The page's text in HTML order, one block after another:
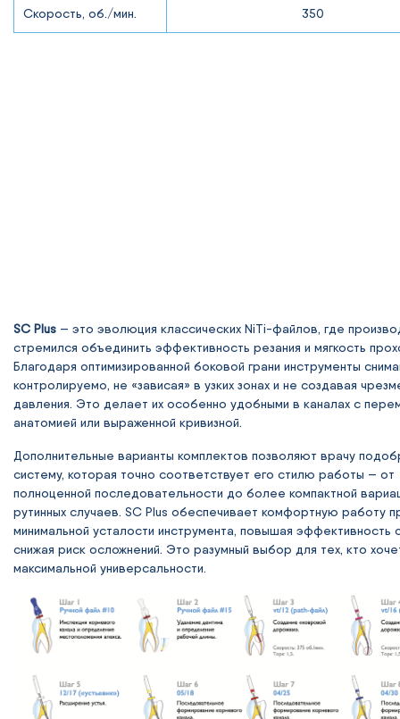
Скорость, об./мин. 350
SC Plus — это эволюция классических NiTi-файлов, где
стремился объединить эффективность резания и мягкость
Благодаря оптимизированной боковой грани инструменты
контролируемо, не «зависая» в узких зонах и не создавая
давления. Это делает их особенно удобными в каналах с
анатомией или выраженной кривизной.
Дополнительные варианты комплектов позволяют врачу
систему, которая точно соответствует его стилю работы — от
полноценной последовательности до более компактной
рутинных случаев. SC Plus обеспечивает комфортную работу
минимальной усталости инструмента, повышая эффективность
снижая риск осложнений. Это разумный выбор для тех, кто
максимальной универсальности.